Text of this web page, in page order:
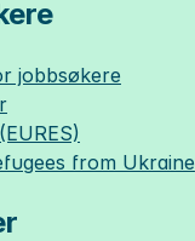
jobbsøkere
from Ukraine